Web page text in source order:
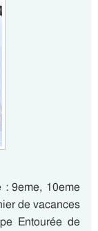
9eme, 10eme
de vacances
Entourée de